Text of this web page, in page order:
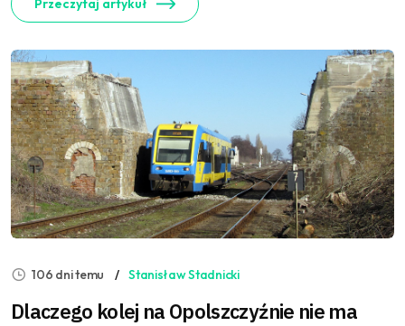
Przeczytaj artykuł
106 dni temu Stanisław Stadnicki
Dlaczego kolej na Opolszczyźnie nie ma